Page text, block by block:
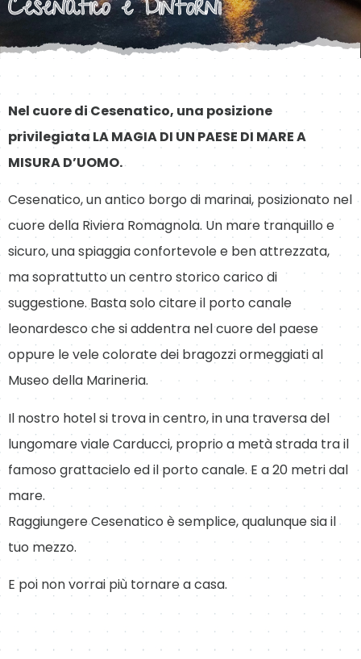
Cesenatico e Dintorni
Nel cuore di Cesenatico, una posizione
privilegiata LA MAGIA DI UN PAESE DI MARE A
MISURA D’UOMO.
Cesenatico, un antico borgo di marinai, posizionato nel
cuore della Riviera Romagnola. Un mare tranquillo e
sicuro, una spiaggia confortevole e ben attrezzata,
ma soprattutto un centro storico carico di
suggestione. Basta solo citare il porto canale
leonardesco che si addentra nel cuore del paese
oppure le vele colorate dei bragozzi ormeggiati al
Museo della Marineria.
Il nostro hotel si trova in centro, in una traversa del
lungomare viale Carducci, proprio a metà strada tra il
famoso grattacielo ed il porto canale. E a 20 metri dal
mare.
Raggiungere Cesenatico è semplice, qualunque sia il
tuo mezzo.
E poi non vorrai più tornare a casa.